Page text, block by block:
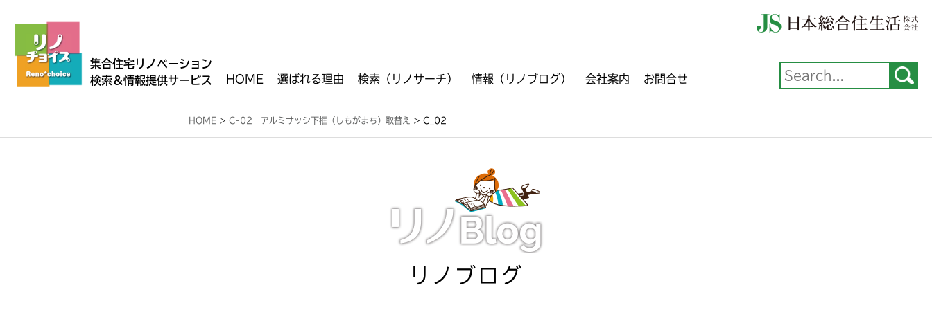
集合住宅リノベーション
検索＆情報提供サービス
HOME 選ばれる理由 検索（リノサーチ）
ご利用方法
フリーワード検索
VR検索
工事箇所別検索
商品別検索
資料ダウンロード
情報（リノブログ） 会社案内 お問合せ
HOME > C-02 アルミサッシ下框（しもがまち）取替え > C_02
リノブログ